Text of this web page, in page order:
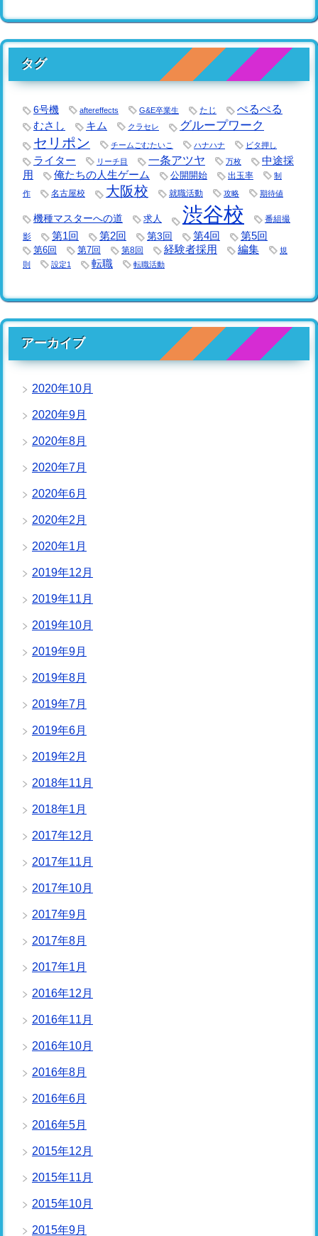
タグ
6号機 aftereffects G&E卒業生 たじ ぺるぺる
むさし キム クラセレ グループワーク
セリポン チームごむたいこ ハナハナ ビタ押し
ライター リーチ目 一条アツヤ 万枚
中途採
用
俺たちの人生ゲーム 公開開始 出玉率 制
作 名古屋校 大阪校 就職活動 攻略 期待値
機種マスターへの道 求人 渋谷校
番組撮
影
第1回 第2回 第3回 第4回 第5回
第6回 第7回 第8回 経験者採用 編集
規
則
設定1 転職 転職活動
アーカイブ
2020年10月
2020年9月
2020年8月
2020年7月
2020年6月
2020年2月
2020年1月
2019年12月
2019年11月
2019年10月
2019年9月
2019年8月
2019年7月
2019年6月
2019年2月
2018年11月
2018年1月
2017年12月
2017年11月
2017年10月
2017年9月
2017年8月
2017年1月
2016年12月
2016年11月
2016年10月
2016年8月
2016年6月
2016年5月
2015年12月
2015年11月
2015年10月
2015年9月